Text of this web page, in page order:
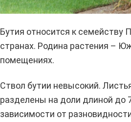
Бутия относится к семейству
странах. Родина растения –
помещениях.
Ствол бутии невысокий.
разделены на доли длиной до
зависимости от